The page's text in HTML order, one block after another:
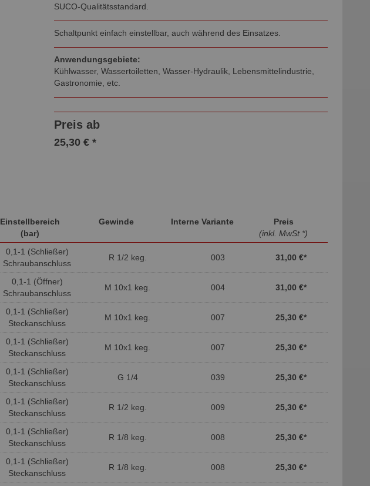
SUCO-Qualitätsstandard.
Schaltpunkt einfach einstellbar, auch während des Einsatzes.
Anwendungsgebiete:
Kühlwasser, Wassertoiletten, Wasser-Hydraulik, Lebensmittelindustrie,
Gastronomie, etc.
Preis ab
25,30 € *
Einstellbereich
(bar)
Gewinde Interne Variante
Preis
(inkl. MwSt *)
0,1-1 (Schließer)
Schraubanschluss
R 1/2 keg. 003 31,00 €*
0,1-1 (Öffner)
Schraubanschluss
M 10x1 keg. 004 31,00 €*
0,1-1 (Schließer)
Steckanschluss
M 10x1 keg. 007 25,30 €*
0,1-1 (Schließer)
Steckanschluss
M 10x1 keg. 007 25,30 €*
0,1-1 (Schließer)
Steckanschluss
G 1/4 039 25,30 €*
0,1-1 (Schließer)
Steckanschluss
R 1/2 keg. 009 25,30 €*
0,1-1 (Schließer)
Steckanschluss
R 1/8 keg. 008 25,30 €*
0,1-1 (Schließer)
Steckanschluss
R 1/8 keg. 008 25,30 €*